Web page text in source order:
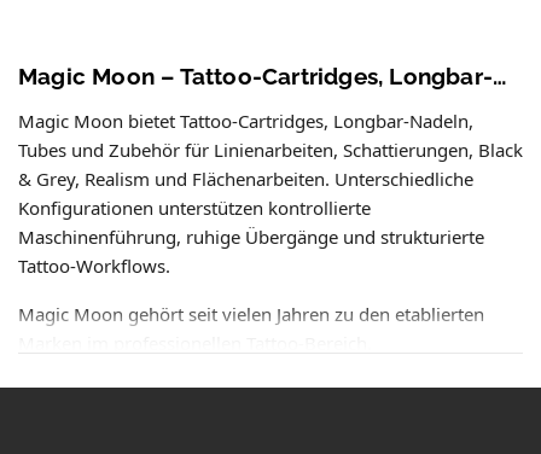
Magic Moon – Tattoo-Cartridges, Longbar-Nadeln & Zubehör für professionelle Tattoo-Arbeiten
Magic Moon bietet Tattoo-Cartridges, Longbar-Nadeln,
Tubes und Zubehör für Linienarbeiten, Schattierungen, Black
& Grey, Realism und Flächenarbeiten. Unterschiedliche
Konfigurationen unterstützen kontrollierte
Maschinenführung, ruhige Übergänge und strukturierte
Tattoo-Workflows.
Magic Moon gehört seit vielen Jahren zu den etablierten
Viele Tätowierer arbeiten mit Magic Moon, weil sich die